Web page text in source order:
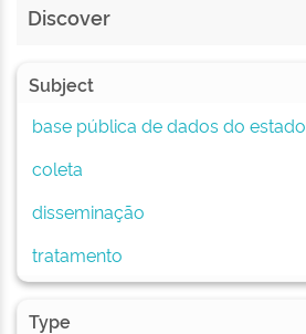
Discover
Subject
base pública de dados do estado
coleta
disseminação
tratamento
Type